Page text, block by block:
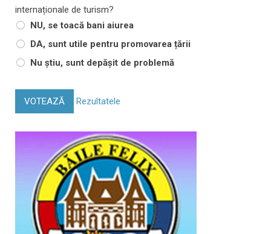
internaționale de turism?
NU, se toacă bani aiurea
DA, sunt utile pentru promovarea țării
Nu știu, sunt depășit de problemă
VOTEAZĂ Rezultatele